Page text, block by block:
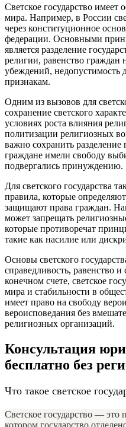
Светское государство имеет
мира. Например, в России
через конституционное
федерации. Основными
является разделение
религии, равенство граждан
убеждений,
признакам.
Одним из вызовов для
сохранение светского
условиях роста влияния
политизации религиозных
важно сохранить разделение
граждане имели свободу
подвергались принуждению.
Для светского государства
правила, которые
защищают права граждан.
может запрещать
которые противоречат
такие как насилие или
Основы светского
справедливость, равенство
конечном счете, светское
мира и стабильности в
имеет право на свободу
вероисповедания без
религиозных организаций.
Консультация
бесплатно без
Что такое светское
Светское государство — это
котором государство